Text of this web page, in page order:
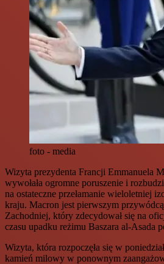
foto - media
Wizyta prezydenta Francji Emmanuela
wywołała ogromne poruszenie i
na ostateczne przełamanie wieloletniej
kraju. Macron jest pierwszym
Zachodniej, który zdecydował się na
czasu upadku reżimu Baszara al-Asada
Wizyta, która rozpoczęła się w
kamień milowy w ponownym